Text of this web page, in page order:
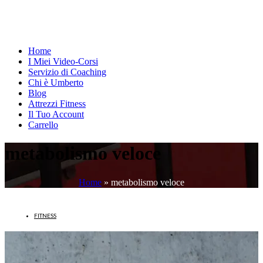
Home
I Miei Video-Corsi
Servizio di Coaching
Chi è Umberto
Blog
Attrezzi Fitness
Il Tuo Account
Carrello
metabolismo veloce
Home » metabolismo veloce
FITNESS